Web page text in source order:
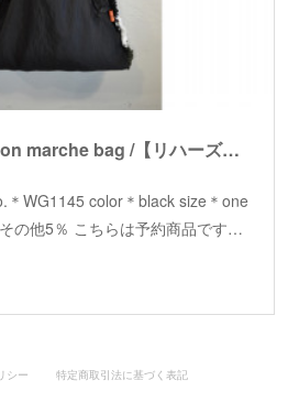
【RehersalL】nylon marche bag /【リハーズオール】ナイロンマルシェバッグ
WG1145 color＊black size＊one
の他5％ こちらは予約商品です…
シー 特定商取引法に基づく表記